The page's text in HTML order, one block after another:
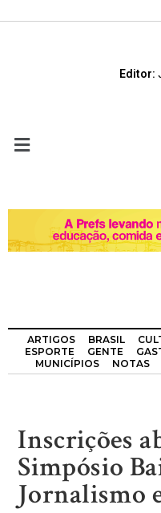
Editor:
ARTIGOS BRASIL
ESPORTE
GENTE
MUNICÍPIOS
NOTAS
Inscrições
Simpósio
Jornalismo